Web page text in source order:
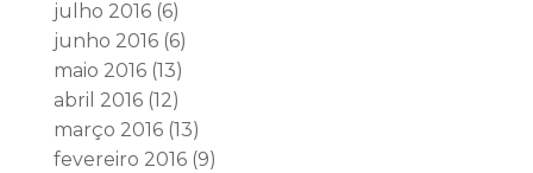
julho 2016(6)
junho 2016(6)
maio 2016(13)
abril 2016(12)
março 2016(13)
fevereiro 2016(9)